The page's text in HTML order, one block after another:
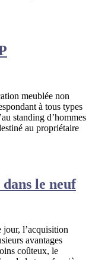
meublée non
à tous types
standing d’hommes
au propriétaire
le neuf
l’acquisition
avantages
coûteux, le